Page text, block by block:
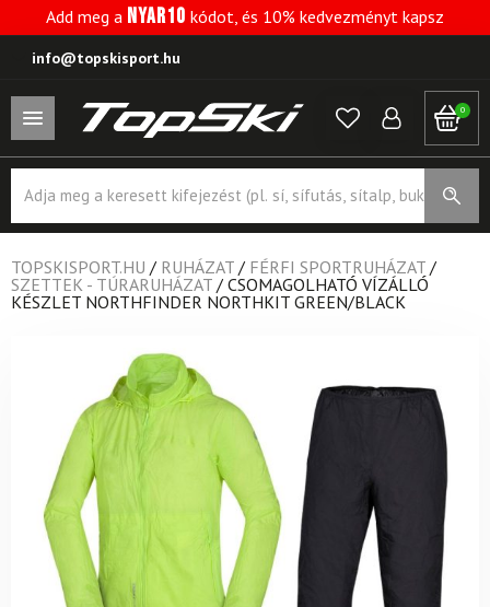
Add meg a NYAR10 kódot, és 10% kedvezményt kapsz
info@topskisport.hu
0
search
TOPSKISPORT.HU / RUHÁZAT / FÉRFI SPORTRUHÁZAT /
SZETTEK - TÚRARUHÁZAT / CSOMAGOLHATÓ VÍZÁLLÓ
KÉSZLET NORTHFINDER NORTHKIT GREEN/BLACK